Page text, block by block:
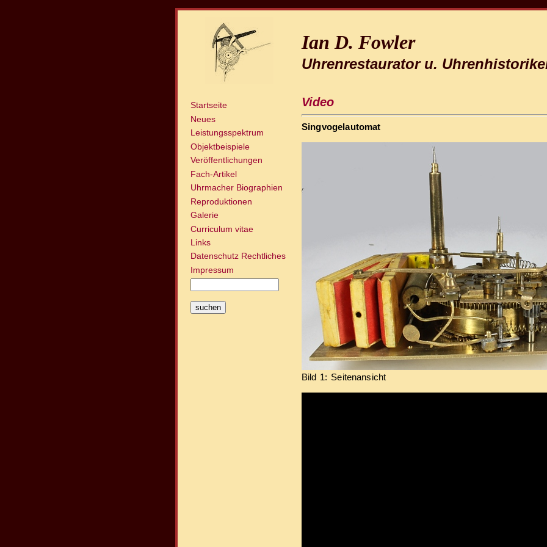
Ian D. Fowler
Uhrenrestaurator u.
Startseite
Neues
Leistungsspektrum
Objektbeispiele
Veröffentlichungen
Fach-Artikel
Uhrmacher Biographien
Reproduktionen
Galerie
Curriculum vitae
Links
Datenschutz Rechtliches
Impressum
Video
Singvogelautomat
Bild 1: Seitenansicht